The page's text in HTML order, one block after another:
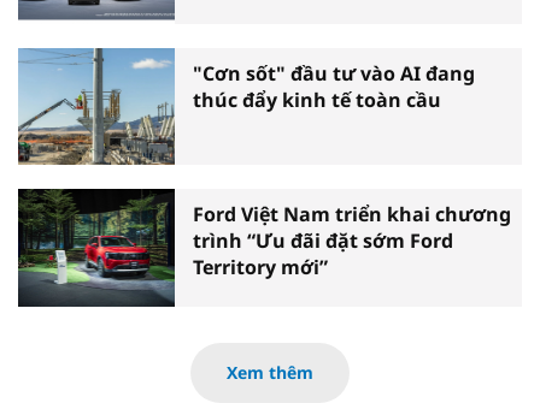
"Cơn sốt" đầu tư vào AI đang
thúc đẩy kinh tế toàn cầu
Ford Việt Nam triển khai chương
trình “Ưu đãi đặt sớm Ford
Territory mới”
Xem thêm